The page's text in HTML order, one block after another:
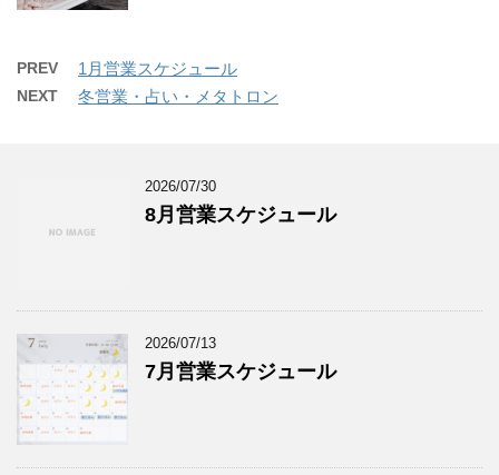
PREV 1月営業スケジュール
NEXT 冬営業・占い・メタトロン
2026/07/30
8月営業スケジュール
2026/07/13
7月営業スケジュール